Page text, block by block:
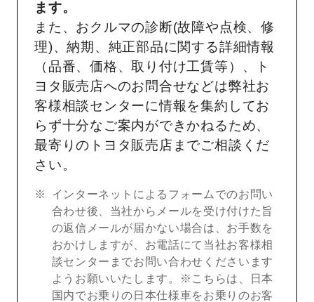
ます。
また、おクルマの診断(故障や点検、修
理)、納期、純正部品に関する詳細情報
（品番、価格、取り付け工賃等）、ト
ヨタ販売店へのお問合せなどは弊社お
客様相談センターに情報を集約してお
らず十分なご案内ができかねるため、
最寄りのトヨタ販売店までご相談くだ
さい。
インターネットによるフォームでのお問い
合わせ後、当社からメールを受け付けた旨
の返信メールが届かない場合は、お手数を
おかけしますが、お電話にて当社お客様相
談センターまでお問い合わせくださいます
ようお願いいたします。※こちらは、日本
国内でお乗りの日本仕様車をお乗りのお客